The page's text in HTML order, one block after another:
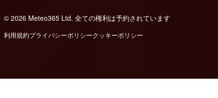
© 2026 Meteo365 Ltd. 全ての権利は予約されています
利用規約プライバシーポリシークッキーポリシー